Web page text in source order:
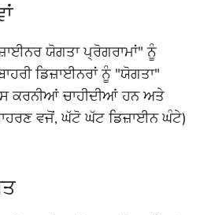
ਯੋਗਤਾ ਪ੍ਰੋਗਰਾਮਾਂ" ਨੂੰ
ਡਿਜ਼ਾਈਨਰਾਂ ਨੂੰ "ਯੋਗਤਾ"
ਕਰਨੀਆਂ ਚਾਹੀਦੀਆਂ ਹਨ ਅਤੇ
ਵਜੋਂ, ਘੱਟੋ ਘੱਟ ਡਿਜ਼ਾਈਨ ਘੰਟੇ)